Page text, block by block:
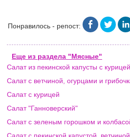
Понравилось - репост:
Еще из раздела "Мясные"
Салат из пекинской капусты с курицей
Салат с ветчиной, огурцами и
Салат с курицей
Салат "Ганноверский"
Салат с зеленым горошком и